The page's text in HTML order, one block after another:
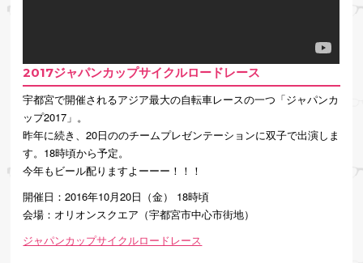
2017ジャパンカップサイクルロードレース
宇都宮で開催されるアジア最大の自転車レースの一つ「ジャパンカ
ップ2017」。
昨年に続き、20日ののチームプレゼンテーションに双子で出演しま
す。18時頃から予定。
今年もビール配りますよーーー！！！
開催日：2016年10月20日（金） 18時頃
会場：オリオンスクエア（宇都宮市中心市街地）
ジャパンカップサイクルロードレース